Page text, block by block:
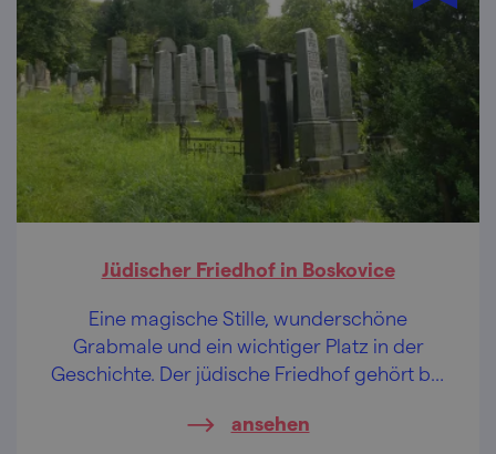
Jüdischer Friedhof in Boskovice
Eine magische Stille, wunderschöne
Grabmale und ein wichtiger Platz in der
Geschichte. Der jüdische Friedhof gehört bei
von Boskovice unbedingt dazu.
ansehen